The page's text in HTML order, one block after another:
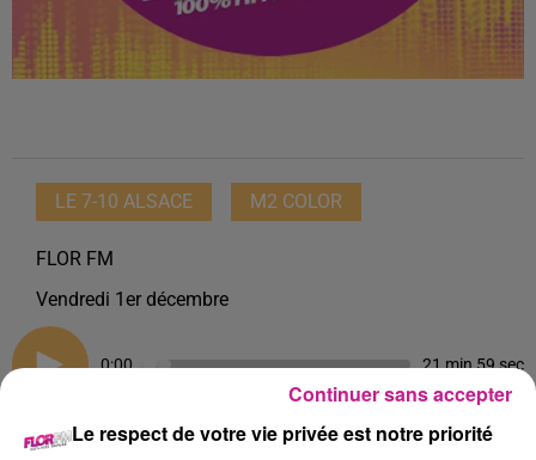
LE 7-10 ALSACE M2 COLOR
FLOR FM
Vendredi 1er décembre
0:00 21 min 59 sec
Le respect de votre vie privée est notre priorité
Continuer sans accepter